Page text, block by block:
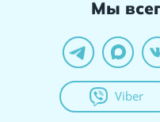
Мы
Viber